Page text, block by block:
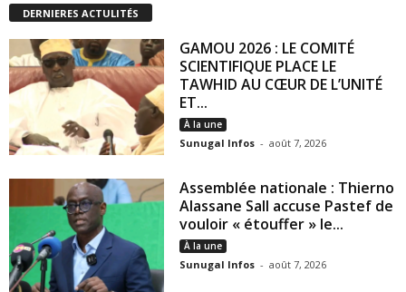
DERNIERES ACTULITÉS
GAMOU 2026 : LE COMITÉ
SCIENTIFIQUE PLACE LE
TAWHID AU CŒUR DE L’UNITÉ
ET...
À la une
Sunugal Infos - août 7, 2026
Assemblée nationale : Thierno
Alassane Sall accuse Pastef de
vouloir « étouffer » le...
À la une
Sunugal Infos - août 7, 2026